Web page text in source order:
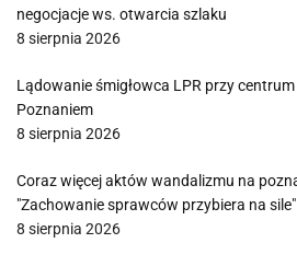
negocjacje ws. otwarcia szlaku
8 sierpnia 2026
Lądowanie śmigłowca LPR przy
Poznaniem
8 sierpnia 2026
Coraz więcej aktów wandalizmu na
"Zachowanie sprawców przybiera na sile"
8 sierpnia 2026